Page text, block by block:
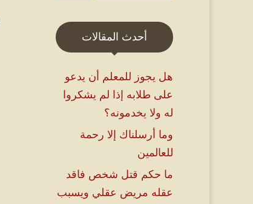
أحدث المقالات
هل يجوز للمعلم أن يدعو
على طلابه إذا لم يشكروا
له ولا يخدمونه؟
وما أرسلناك إلا رحمة
للعالمين
ما حكم قتل شخص فاقد
عقله مريض عقلي ويسبب